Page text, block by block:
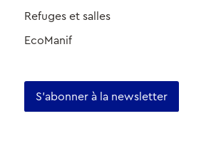
Refuges et salles
EcoManif
S'abonner à la newsletter